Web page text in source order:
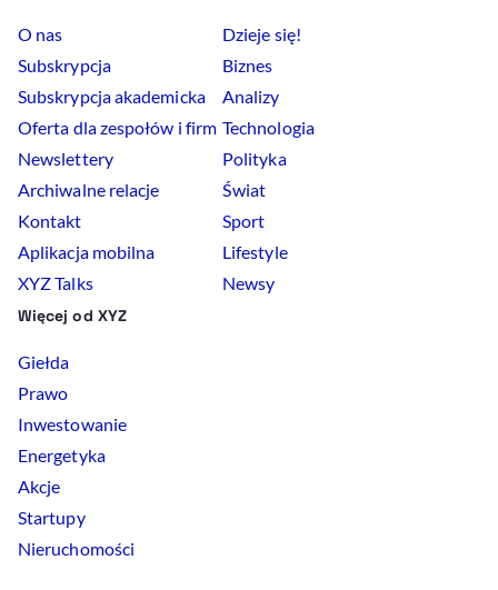
O nas
Subskrypcja
Subskrypcja akademicka
Oferta dla zespołów i firm
Newslettery
Archiwalne relacje
Kontakt
Aplikacja mobilna
XYZ Talks
Dzieje się!
Biznes
Analizy
Technologia
Polityka
Świat
Sport
Lifestyle
Newsy
Więcej od XYZ
Giełda
Prawo
Inwestowanie
Energetyka
Akcje
Startupy
Nieruchomości